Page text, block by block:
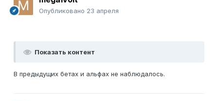
Опубликовано 23 апреля
Показать контент
В предыдущих бетах и альфах не наблюдалось.